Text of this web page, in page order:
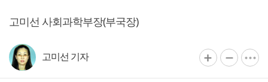
고미선 사회과학부장(부국장)
고미선 기자